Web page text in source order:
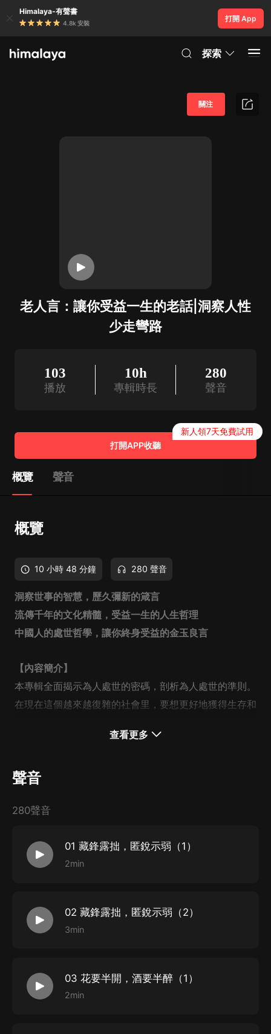
Himalaya-有聲書
4.8k 安裝
打開 App
探索
老人言：讓你受益一生的老話|洞察人性
少走彎路
關注
103
播放
10h
專輯時長
280
聲音
打開APP收聽
新人領7天免費試用
概覽 聲音
概覽
10 小時 48 分鐘 280 聲音
洞察世事的智慧，歷久彌新的箴言
流傳千年的文化精髓，受益一生的人生哲理
中國人的處世哲學， 讓你終身受益的金玉良言
【內容簡介】
本專輯全面揭示為人處世的密碼，剖析為人處世的準則。
在現在這個越來越復雜的社會里，要想更好地獲得生存和
是相等的，你能勝過别人的地方就是為人處世的方式。
查看更多
聲音
280聲音
01 藏鋒露拙，匿銳示弱（1）
2min
02 藏鋒露拙，匿銳示弱（2）
3min
03 花要半開，酒要半醉（1）
2min